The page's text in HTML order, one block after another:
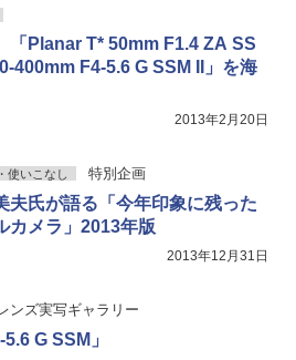
「Planar T* 50mm F1.4 ZA SS
400mm F4-5.6 G SSM II」を海
2013年2月20日
使いこなし 特別企画
夫氏が語る「今年印象に残った
カメラ」2013年版
2013年12月31日
ンズ実写ギャラリー
G SSM」